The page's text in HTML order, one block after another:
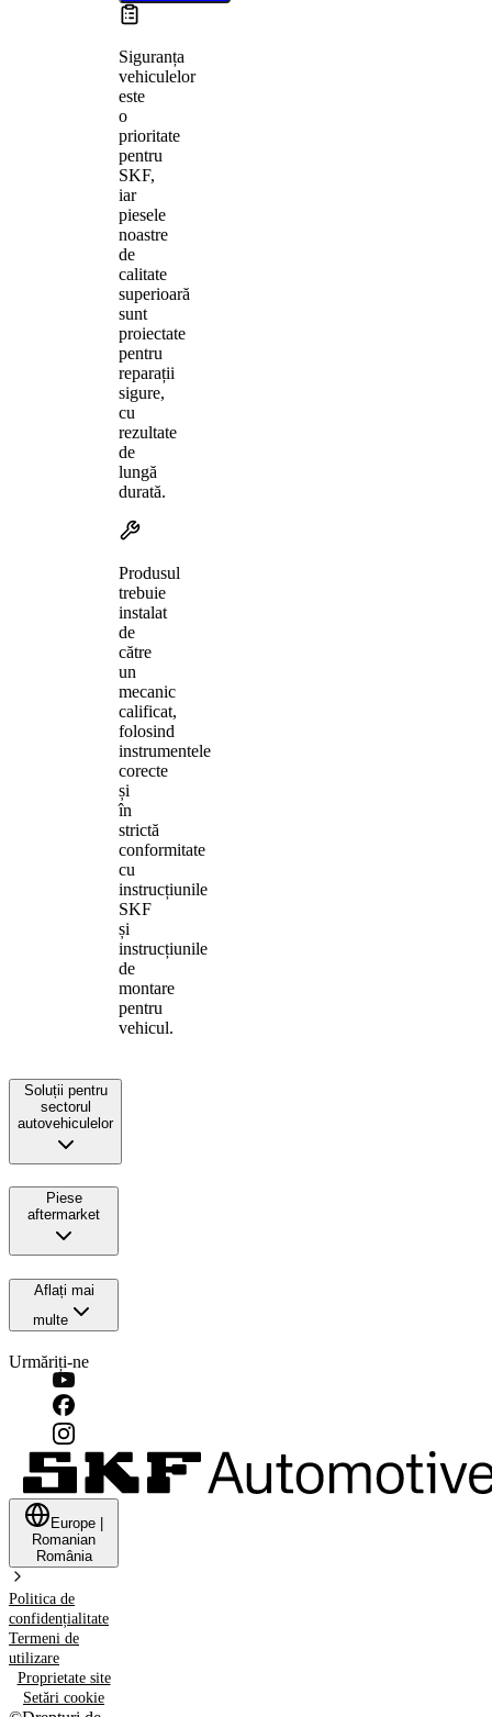
Siguranța
vehiculelor
este
o
prioritate
pentru
SKF,
iar
piesele
noastre
de
calitate
superioară
sunt
proiectate
pentru
reparații
sigure,
cu
rezultate
de
lungă
durată.
Produsul
trebuie
instalat
de
către
un
mecanic
calificat,
folosind
instrumentele
corecte
și
în
strictă
conformitate
cu
instrucțiunile
SKF
și
instrucțiunile
de
montare
pentru
vehicul.
Soluții pentru
sectorul
autovehiculelor
Piese
aftermarket
Aflați mai
multe
Urmăriți-ne
Europe
Romanian
România
Politica de
confidențialitate
Termeni de
utilizare
Proprietate site
Setări cookie